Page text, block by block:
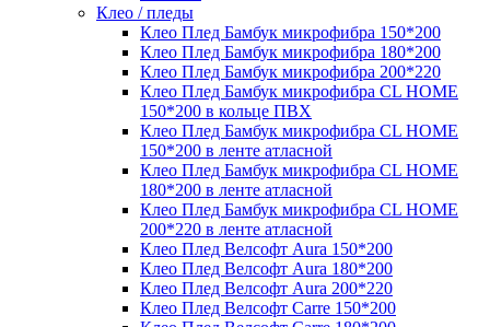
Клео / пледы
Клео Плед Бамбук микрофибра 150*200
Клео Плед Бамбук микрофибра 180*200
Клео Плед Бамбук микрофибра 200*220
Клео Плед Бамбук микрофибра CL HOME
150*200 в кольце ПВХ
Клео Плед Бамбук микрофибра CL HOME
150*200 в ленте атласной
Клео Плед Бамбук микрофибра CL HOME
180*200 в ленте атласной
Клео Плед Бамбук микрофибра CL HOME
200*220 в ленте атласной
Клео Плед Велсофт Aura 150*200
Клео Плед Велсофт Aura 180*200
Клео Плед Велсофт Aura 200*220
Клео Плед Велсофт Carre 150*200